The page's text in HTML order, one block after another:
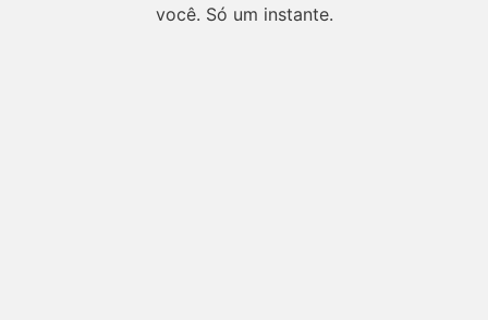
você. Só um instante.